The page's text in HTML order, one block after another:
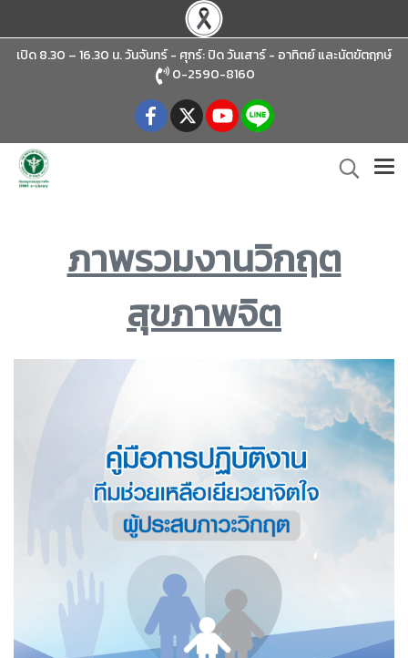
เปิด 8.30 – 16.30 น. วันจันทร์ - ศุกร์: ปิด วันเสาร์ - อาทิตย์และนัตขัตฤกษ์
0-2590-8160
ภาพรวมงานวิกฤต
สุขภาพจิต